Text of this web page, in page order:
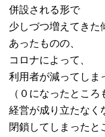
併設される形で
少しづつ増えてきた
あったものの、
コロナによって、
利用者が減ってしま
（０になったとこ
経営が成り立たなく
閉鎖してしまったと